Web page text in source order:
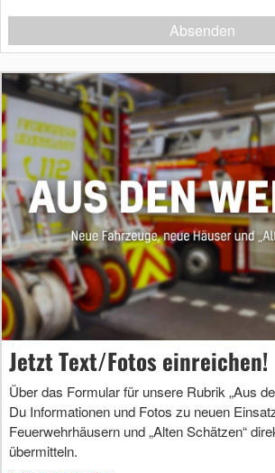
Absenden
Jetzt Text/Fotos einreichen!
Über das Formular für unsere Rubrik „Aus
Du Informationen und Fotos zu neuen
Feuerwehrhäusern und „Alten Schätzen“
übermitteln.